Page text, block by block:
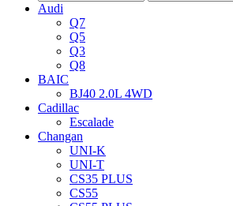
Audi
Q7
Q5
Q3
Q8
BAIC
BJ40 2.0L 4WD
Cadillac
Escalade
Changan
UNI-K
UNI-T
CS35 PLUS
CS55